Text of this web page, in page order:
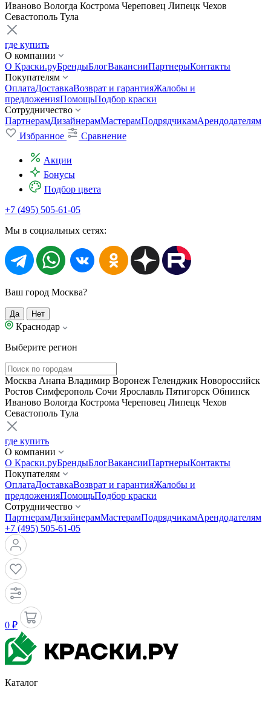
Иваново Вологда Кострома Череповец Липецк Чехов
Севастополь Тула
где купить
О компании
О Краски.руБрендыБлогВакансииПартнерыКонтакты
Покупателям
ОплатаДоставкаВозврат и гарантияЖалобы и
предложенияПомощьПодбор краски
Сотрудничество
ПартнерамДизайнерамМастерамПодрядчикамАрендодателям
Избранное
Сравнение
Акции
Бонусы
Подбор цвета
+7 (495) 505-61-05
Мы в социальных сетях:
Ваш город Москва?
Да Нет
Краснодар
Выберите регион
Москва Анапа Владимир Воронеж Геленджик Новороссийск
Ростов Симферополь Сочи Ярославль Пятигорск Обнинск
Иваново Вологда Кострома Череповец Липецк Чехов
Севастополь Тула
где купить
О компании
О Краски.руБрендыБлогВакансииПартнерыКонтакты
Покупателям
ОплатаДоставкаВозврат и гарантияЖалобы и
предложенияПомощьПодбор краски
Сотрудничество
ПартнерамДизайнерамМастерамПодрядчикамАрендодателям
+7 (495) 505-61-05
0 ₽
Каталог